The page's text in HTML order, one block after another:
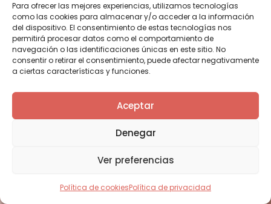
Para ofrecer las mejores experiencias, utilizamos tecnologías
como las cookies para almacenar y/o acceder a la información
del dispositivo. El consentimiento de estas tecnologías nos
permitirá procesar datos como el comportamiento de
navegación o las identificaciones únicas en este sitio. No
consentir o retirar el consentimiento, puede afectar negativamente
a ciertas características y funciones.
Aceptar
Denegar
Ver preferencias
Política de cookiesPolítica de privacidad
Bares que lugares
No hay nada como el calor del amor en un bar